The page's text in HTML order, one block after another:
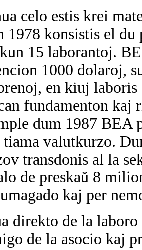
celo estis krei
1978 konsistis el du
15 laborantoj.
1000 dolaroj,
en kiuj
fundamenton kaj
dum 1987 BEA
tiama valutkurzo.
transdonis al la
de preskaŭ 8
kaj per
direkto de la laboro
de la asocio kaj